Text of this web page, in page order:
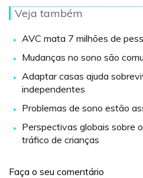
Veja também
AVC mata 7 milhões de
Mudanças no sono são
Adaptar casas ajuda
independentes
Problemas de sono estão
Perspectivas globais sobre
tráfico de crianças
Faça o seu comentário